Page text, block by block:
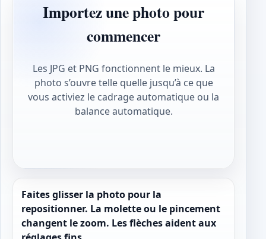
Importez une photo pour
commencer
Les JPG et PNG fonctionnent le mieux. La
photo s’ouvre telle quelle jusqu’à ce que
vous activiez le cadrage automatique ou la
balance automatique.
Faites glisser la photo pour la
repositionner. La molette ou le pincement
changent le zoom. Les flèches aident aux